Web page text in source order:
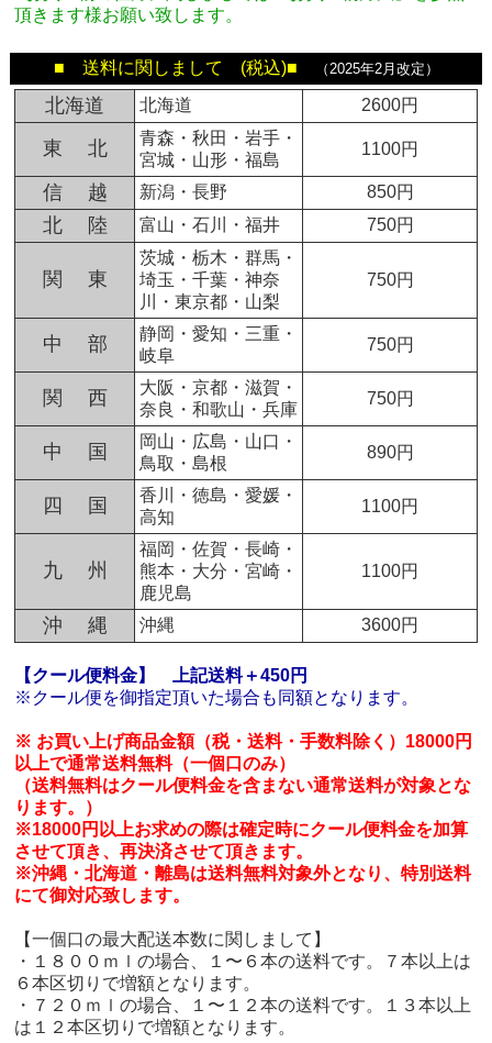
頂きます様お願い致します。
■ 送料に関しまして (税込)■ （2025年2月改定）
北海道 北海道 2600円
東 北
青森・秋田・岩手・
宮城・山形・福島
1100円
信 越 新潟・長野 850円
北 陸 富山・石川・福井 750円
関 東
茨城・栃木・群馬・
埼玉・千葉・神奈
川・東京都・山梨
750円
中 部
静岡・愛知・三重・
岐阜
750円
関 西
大阪・京都・滋賀・
奈良・和歌山・兵庫
750円
中 国
岡山・広島・山口・
鳥取・島根
890円
四 国
香川・徳島・愛媛・
高知
1100円
九 州
福岡・佐賀・長崎・
熊本・大分・宮崎・
鹿児島
1100円
沖 縄 沖縄 3600円
【クール便料金】
上記送料＋450円
※クール便を御指定頂いた場合も同額となります。
※ お買い上げ商品金額（税・送料・手数料除く）18000円
以上で通常送料無料（一個口のみ）
（送料無料はクール便料金を含まない通常送料が対象とな
ります。）
※18000円以上お求めの際は確定時にクール便料金を加算
させて頂き、再決済させて頂きます。
※沖縄・北海道・離島は送料無料対象外となり、特別送料
にて御対応致します。
【一個口の最大配送本数に関しまして】
・１８００ｍｌの場合、１〜６本の送料です。７本以上は
６本区切りで増額となります。
・７２０ｍｌの場合、１〜１２本の送料です。１３本以上
は１２本区切りで増額となります。